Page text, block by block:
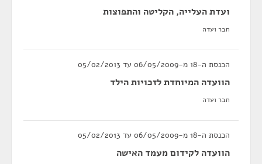
ועדת העלייה, הקליטה והתפוצות
חבר ועדה
הכנסת ה-18 מ-06/05/2009 עד 05/02/2013
הוועדה המיוחדת לזכויות הילד
חבר ועדה
הכנסת ה-18 מ-06/05/2009 עד 05/02/2013
הוועדה לקידום מעמד האישה